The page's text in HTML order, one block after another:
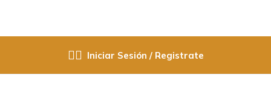
Iniciar Sesión / Registrate
Grifeteria Llave Monomando